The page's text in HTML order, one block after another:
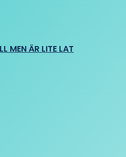
MEN ÄR LITE LAT